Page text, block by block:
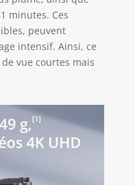
lois et
en vigueur
drone.
minutes. Ces
peuvent
intensif. Ainsi, ce
vue courtes mais